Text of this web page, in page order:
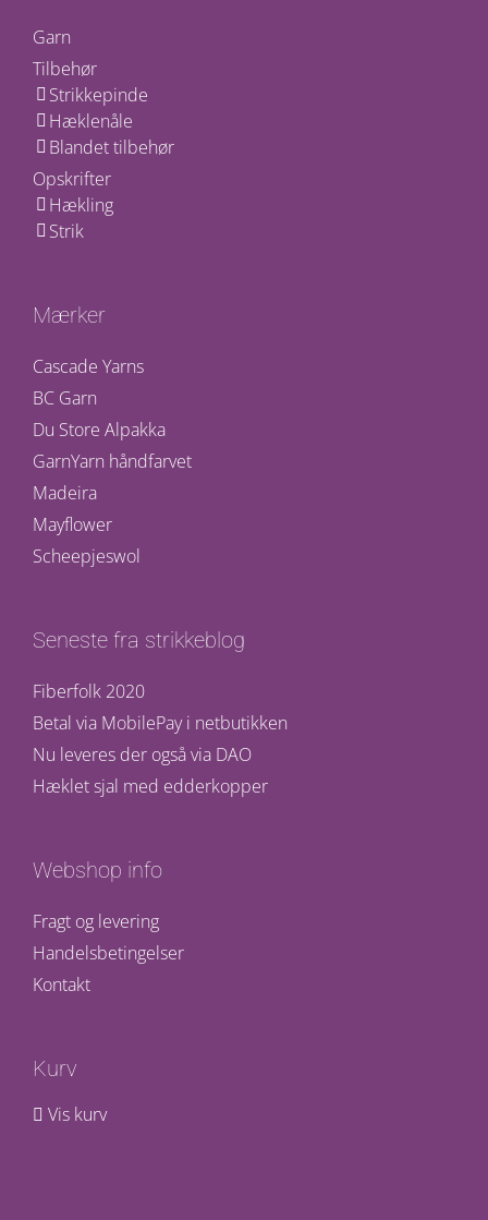
Garn
Tilbehør
Strikkepinde
Hæklenåle
Blandet tilbehør
Opskrifter
Hækling
Strik
Mærker
Cascade Yarns
BC Garn
Du Store Alpakka
GarnYarn håndfarvet
Madeira
Mayflower
Scheepjeswol
Seneste fra strikkeblog
Fiberfolk 2020
Betal via MobilePay i netbutikken
Nu leveres der også via DAO
Hæklet sjal med edderkopper
Webshop info
Fragt og levering
Handelsbetingelser
Kontakt
Kurv
Vis kurv